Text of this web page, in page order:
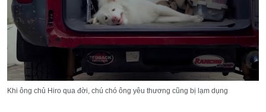
Khi ông chủ Hiro qua đời, chú chó ông yêu thương cũng bị lạm dụng